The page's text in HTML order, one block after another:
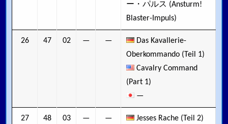
ー・パルス (Ansturm!
Blaster-Impuls)
26 47 02 — —
Das Kavallerie-
Oberkommando (Teil 1)
Cavalry Command
(Part 1)
—
27 48 03 — —
Jesses Rache (Teil 2)